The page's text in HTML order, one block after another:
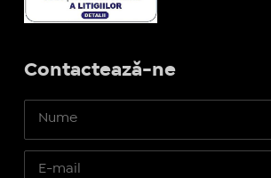
Contactează-ne